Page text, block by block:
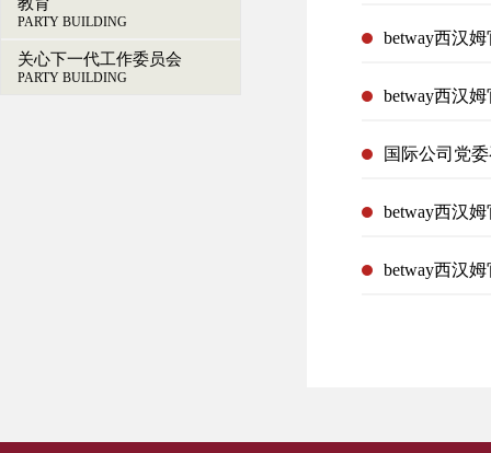
PARTY BUILDING
关心下一代工作委员会
PARTY BUILDING
betway西汉
国际公司党
betway西汉